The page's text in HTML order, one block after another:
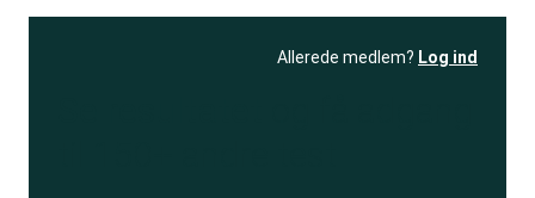
Allerede medlem? Log ind